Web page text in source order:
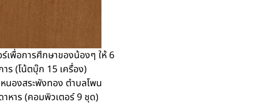
พื่อการศึกษาของน้องๆ ให้ 6
ร (โน้ตบุ๊ก 15 เครื่อง)
นองสระพังทอง ตำบลโพน
หาร (คอมพิวเตอร์ 9 ชุด)